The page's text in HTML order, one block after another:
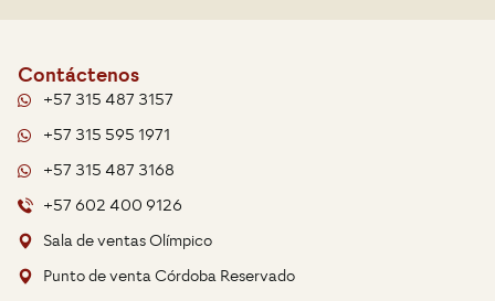
Contáctenos
+57 315 487 3157
+57 315 595 1971
+57 315 487 3168
+57 602 400 9126
Sala de ventas Olímpico
Punto de venta Córdoba Reservado